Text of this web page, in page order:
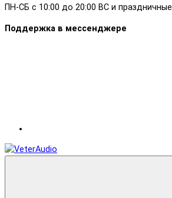
ПН-СБ с 10:00 до 20:00 ВС и
Поддержка в мессенджере